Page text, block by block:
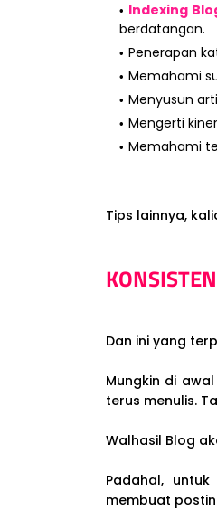
Indexing
berdatangan.
Penerapan
Memahami
Menyusun
Mengerti
Memahami
Tips lainnya,
KONSISTEN
Dan ini yang
Mungkin di
terus menulis.
Walhasil Blog
Padahal,
membuat